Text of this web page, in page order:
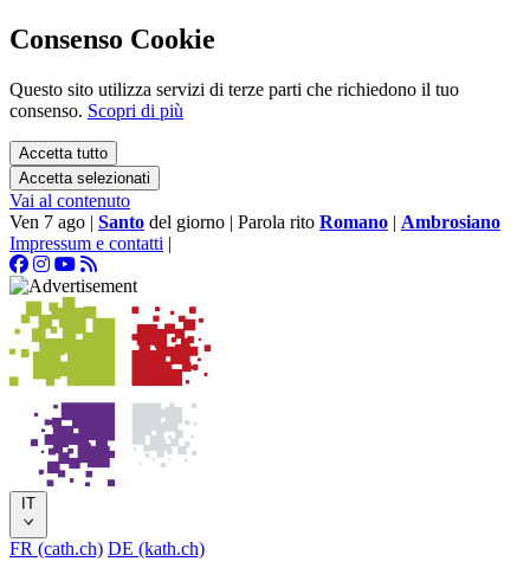
Consenso Cookie
Questo sito utilizza servizi di terze parti che richiedono il tuo
consenso. Scopri di più
Accetta tutto
Accetta selezionati
Vai al contenuto
Ven 7 ago | Santo del giorno | Parola rito Romano | Ambrosiano
Impressum e contatti |
IT
FR (cath.ch) DE (kath.ch)